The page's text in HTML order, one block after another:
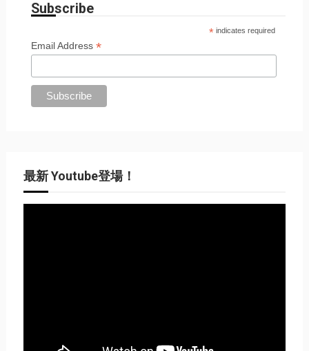
Subscribe
* indicates required
Email Address*
最新 Youtube登場！